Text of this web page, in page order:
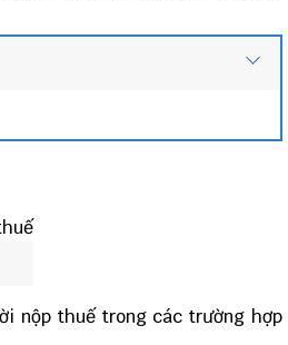
nộp thuế trong các trường hợp